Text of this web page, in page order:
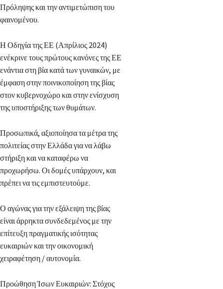
Πρόληψης και την αντιμετώπιση του
φαινομένου.
Η Οδηγία της ΕΕ (Απρίλιος 2024)
ενέκρινε τους πρώτους κανόνες της ΕΕ
ενάντια στη βία κατά των γυναικών, με
έμφαση στην ποινικοποίηση της βίας
στον κυβερνοχώρο και στην ενίσχυση
της υποστήριξης των θυμάτων.
Προσωπικά, αξιοποίησα τα μέτρα της
πολιτείας στην Ελλάδα για να λάβω
στήριξη και να καταφέρω να
προχωρήσω. Οι δομές υπάρχουν, και
πρέπει να τις εμπιστευτούμε.
Ο αγώνας για την εξάλειψη της βίας
είναι άρρηκτα συνδεδεμένος με την
επίτευξη πραγματικής ισότητας
ευκαιριών και την οικονομική
χειραφέτηση / αυτονομία.
Προώθηση Ίσων Ευκαιριών: Στόχος